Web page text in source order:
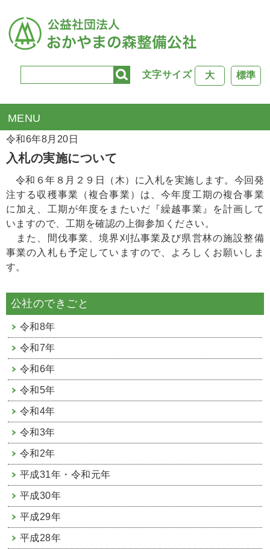
文字サイズ 標準
大
TOP>入札掲示板
令和6年8月20日
入札の実施について
令和６年８月２９日（木）に入札を実施します。今回発
注する収穫事業（複合事業）は、今年度工期の複合事業
に加え、工期が年度をまたいだ『繰越事業』を計画して
いますので、工期を確認の上御参加ください。
また、間伐事業、境界刈払事業及び県営林の施設整備
事業の入札も予定していますので、よろしくお願いしま
す。
公社のできごと
令和8年
令和7年
令和6年
令和5年
令和4年
令和3年
令和2年
平成31年・令和元年
平成30年
平成29年
平成28年